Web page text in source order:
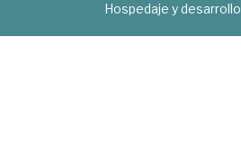
Hospedaje y desarrollo